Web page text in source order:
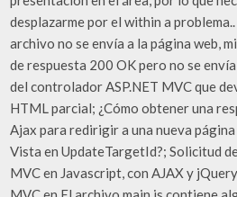
desplazarme por el within a
archivo no se envía a la página web,
de respuesta 200 OK pero no se
del controlador ASP.NET MVC que
HTML parcial; ¿Cómo obtener una
Ajax para redirigir a una nueva
Vista en UpdateTargetId?; Solicitud
MVC en Javascript, con AJAX y